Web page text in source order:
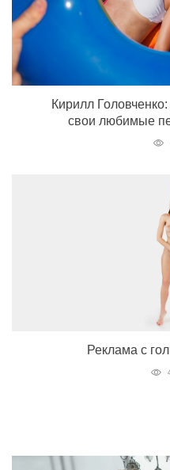
Кирилл
свои любимые
Реклама с